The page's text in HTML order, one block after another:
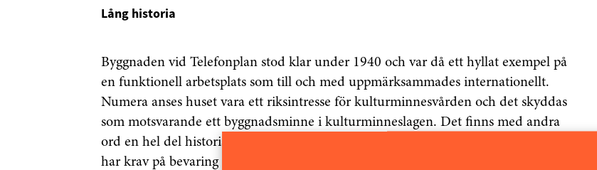
Lång historia
Byggnaden vid Telefonplan stod klar under 1940 och var då ett hyllat exempel på
en funktionell arbetsplats som till och med uppmärksammades internationellt.
Numera anses huset vara ett riksintresse för kulturminnesvården och det skyddas
som motsvarande ett byggnadsminne i kulturminneslagen. Det finns med andra
ord en hel del historia i väggarna. Speciellt direktionsvåningen högst upp i huset
har krav på bevaring av delar som till exempel parkettgolv, skjutdörrar och öppen